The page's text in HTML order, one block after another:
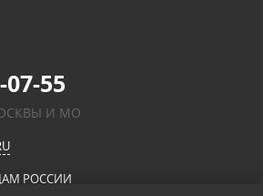
07-55
И МО
РОССИИ